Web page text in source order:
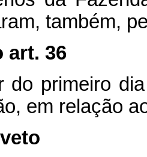
também,
art. 36
do primeiro
em relação